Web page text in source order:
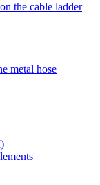
the cable ladder
metal hose